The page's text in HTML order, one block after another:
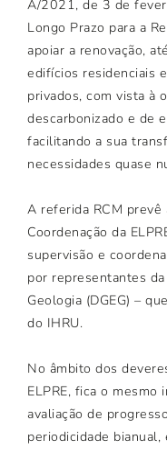
A/2021, de 3 de
Longo Prazo para a
apoiar a renovação,
edifícios residenciais
privados, com vista à
descarbonizado e de
facilitando a sua
necessidades quase
A referida RCM prevê
Coordenação da
supervisão e
por representantes
Geologia (DGEG) –
do IHRU.
No âmbito dos
ELPRE, fica o
avaliação de
periodicidade